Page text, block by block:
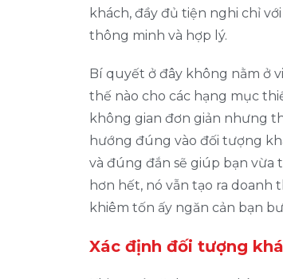
khách, đầy đủ tiện nghi chỉ
thông minh và hợp lý.
Bí quyết ở đây không nằm ở
thế nào cho các hạng mục
không gian đơn giản nhưng
hướng đúng vào đối tượng
và đúng đắn sẽ giúp bạn vừa
hơn hết, nó vẫn tạo ra doanh
khiêm tốn ấy ngăn cản bạn
Xác định đối tượng